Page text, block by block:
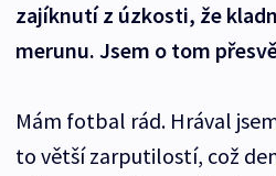
zajíknutí z úzkosti, že
merunu. Jsem o tom
Mám fotbal rád. Hrával
to větší zarputilostí, což